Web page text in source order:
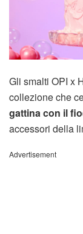
Gli smalti OPI x
collezione che
gattina con il
accessori della
Advertisement